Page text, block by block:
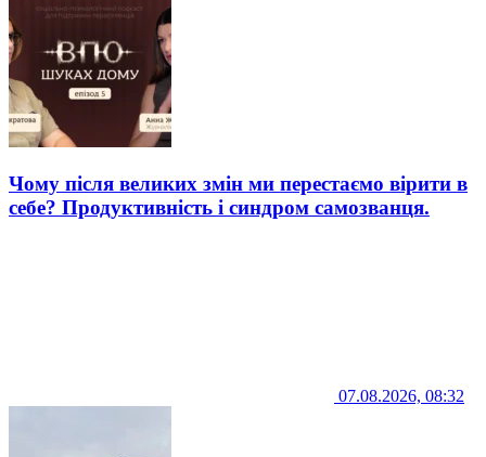
Чому після великих змін ми перестаємо вірити в
себе? Продуктивність і синдром самозванця.
07.08.2026, 08:32